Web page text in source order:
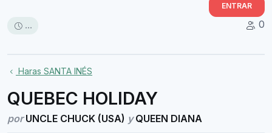
ENTRAR
... 0
Haras SANTA INÉS
QUEBEC HOLIDAY
porUNCLE CHUCK (USA) yQUEEN DIANA